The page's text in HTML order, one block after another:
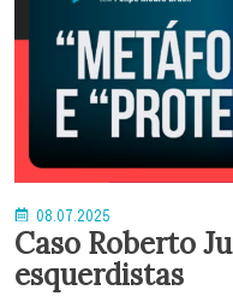
08.07.2025
Caso Roberto
esquerdistas